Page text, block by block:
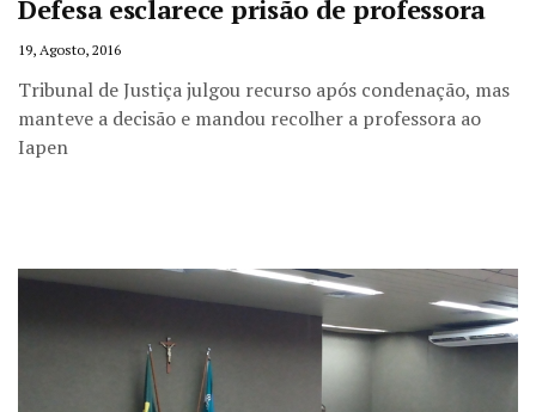
Defesa esclarece prisão de professora
19, Agosto, 2016
Tribunal de Justiça julgou recurso após condenação, mas
manteve a decisão e mandou recolher a professora ao
Iapen